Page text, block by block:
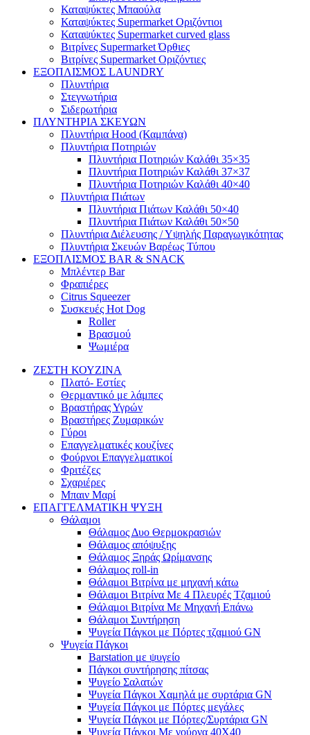
Καταψύκτες Μπαούλα
Καταψύκτες Supermarket Οριζόντιοι
Καταψύκτες Supermarket curved glass
Βιτρίνες Supermarket Όρθιες
Βιτρίνες Supermarket Οριζόντιες
ΕΞΟΠΛΙΣΜΟΣ LAUNDRY
Πλυντήρια
Στεγνωτήρια
Σιδερωτήρια
ΠΛΥΝΤΗΡΙΑ ΣΚΕΥΩΝ
Πλυντήρια Hood (Καμπάνα)
Πλυντήρια Ποτηριών
Πλυντήρια Ποτηριών Καλάθι 35×35
Πλυντήρια Ποτηριών Καλάθι 37×37
Πλυντήρια Ποτηριών Καλάθι 40×40
Πλυντήρια Πιάτων
Πλυντήρια Πιάτων Καλάθι 50×40
Πλυντήρια Πιάτων Καλάθι 50×50
Πλυντήρια Διέλευσης / Υψηλής Παραγωγικότητας
Πλυντήρια Σκευών Βαρέως Τύπου
ΕΞΟΠΛΙΣΜΟΣ BAR & SNACK
Μπλέντερ Bar
Φραπιέρες
Citrus Squeezer
Συσκευές Hot Dog
Roller
Βρασμού
Ψωμιέρα
ΖΕΣΤΗ ΚΟΥΖΙΝΑ
Πλατό- Εστίες
Θερμαντικό με λάμπες
Βραστήρας Υγρών
Βραστήρες Ζυμαρικών
Γύροι
Επαγγελματικές κουζίνες
Φούρνοι Επαγγελματικοί
Φριτέζες
Σχαριέρες
Μπαιν Μαρί
ΕΠΑΓΓΕΛΜΑΤΙΚΗ ΨΥΞΗ
Θάλαμοι
Θάλαμος Δυο Θερμοκρασιών
Θάλαμος απόψυξης
Θάλαμος Ξηράς Ωρίμανσης
Θάλαμος roll-in
Θάλαμοι Βιτρίνα με μηχανή κάτω
Θάλαμοι Βιτρίνα Με 4 Πλευρές Τζαμιού
Θάλαμοι Βιτρίνα Με Μηχανή Επάνω
Θάλαμοι Συντήρηση
Ψυγεία Πάγκοι με Πόρτες τζαμιού GN
Ψυγεία Πάγκοι
Barstation με ψυγείο
Πάγκοι συντήρησης πίτσας
Ψυγείο Σαλατών
Ψυγεία Πάγκοι Χαμηλά με συρτάρια GN
Ψυγεία Πάγκοι με Πόρτες μεγάλες
Ψυγεία Πάγκοι με Πόρτες/Συρτάρια GN
Ψυγεία Πάγκοι Με γούρνα 40Χ40